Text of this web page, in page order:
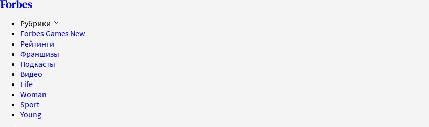
Рубрики
Forbes Games New
Рейтинги
Франшизы
Подкасты
Видео
Life
Woman
Sport
Young